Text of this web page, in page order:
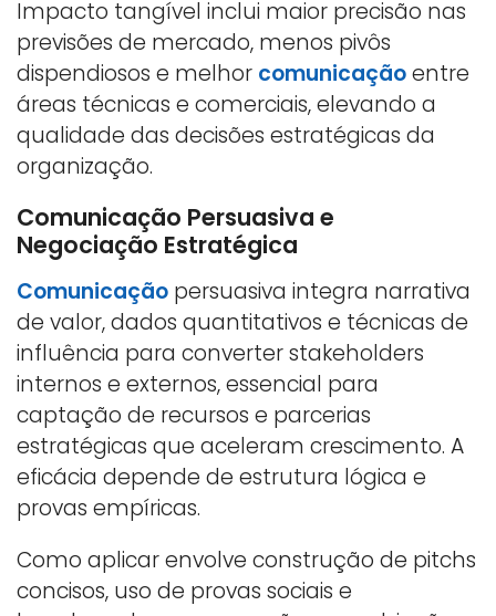
Impacto tangível inclui maior precisão nas
previsões de mercado, menos pivôs
dispendiosos e melhor comunicaçãoentre
áreas técnicas e comerciais, elevando a
qualidade das decisões estratégicas da
organização.
Comunicação Persuasiva e
Negociação Estratégica
Comunicação persuasiva integra narrativa
de valor, dados quantitativos e técnicas de
influência para converter stakeholders
internos e externos, essencial para
captação de recursos e parcerias
estratégicas que aceleram crescimento. A
eficácia depende de estrutura lógica e
provas empíricas.
Como aplicar envolve construção de pitchs
concisos, uso de provas sociais e